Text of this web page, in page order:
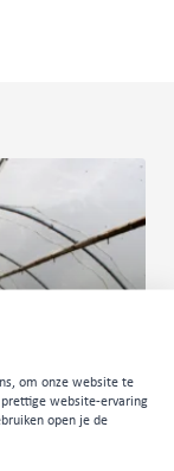
om onze website te
website-ervaring
open je de